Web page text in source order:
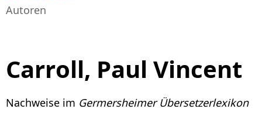
Carroll, Paul Vincent
Nachweise im Germersheimer Übersetzerlexikon
Autoren